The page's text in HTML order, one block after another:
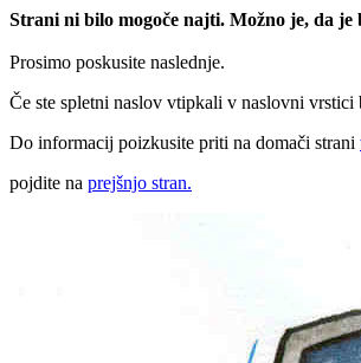
Strani ni bilo mogoče najti. Možno je, da
Prosimo poskusite naslednje.
Če ste spletni naslov vtipkali v naslovni
Do informacij poizkusite priti na domači strani
pojdite na prejšnjo stran.